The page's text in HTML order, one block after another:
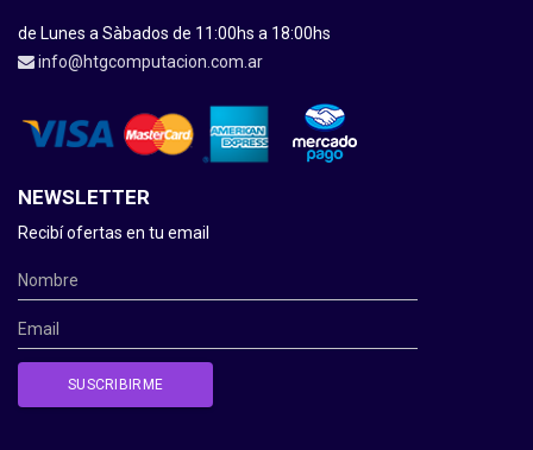
de Lunes a Sàbados de 11:00hs a 18:00hs
info@htgcomputacion.com.ar
NEWSLETTER
Recibí ofertas en tu email